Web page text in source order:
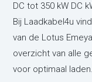
DC tot 350 kW DC
Bij Laadkabel4u
van de Lotus
overzicht van alle
voor optimaal laden.